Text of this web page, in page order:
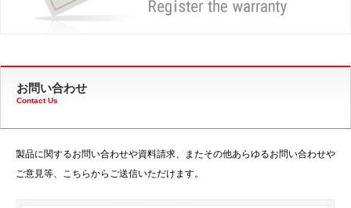
お問い合わせ
Contact Us
製品に関するお問い合わせや資料請求、またその他あらゆるお問い合わせや
ご意見等、こちらからご送信いただけます。